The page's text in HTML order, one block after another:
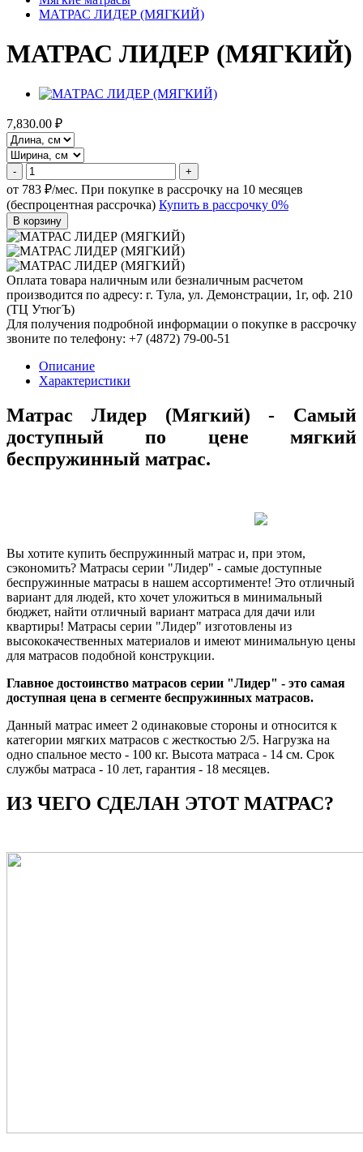
МАТРАС ЛИДЕР (МЯГКИЙ)
МАТРАС ЛИДЕР (МЯГКИЙ)
7,830.00 ₽
- +
от 783 ₽/мес. При покупке в рассрочку на 10 месяцев
(беспроцентная рассрочка) Купить в рассрочку 0%
В корзину
Оплата товара наличным или безналичным расчетом
производится по адресу: г. Тула, ул. Демонстрации, 1г, оф. 210
(ТЦ УтюгЪ)
Для получения подробной информации о покупке в рассрочку
звоните по телефону: +7 (4872) 79-00-51
Описание
Характеристики
Матрас Лидер (Мягкий) - Самый
доступный по цене мягкий
беспружинный матрас.
Вы хотите купить беспружинный матрас и, при этом,
сэкономить? Матрасы серии "Лидер" - самые доступные
беспружинные матрасы в нашем ассортименте! Это отличный
вариант для людей, кто хочет уложиться в минимальный
бюджет, найти отличный вариант матраса для дачи или
квартиры! Матрасы серии "Лидер" изготовлены из
высококачественных материалов и имеют минимальную цены
для матрасов подобной конструкции.
Главное достоинство матрасов серии "Лидер" - это самая
доступная цена в сегменте беспружинных матрасов.
Данный матрас имеет 2 одинаковые стороны и относится к
категории мягких матрасов с жесткостью 2/5. Нагрузка на
одно спальное место - 100 кг. Высота матраса - 14 см. Срок
службы матраса - 10 лет, гарантия - 18 месяцев.
ИЗ ЧЕГО СДЕЛАН ЭТОТ МАТРАС?